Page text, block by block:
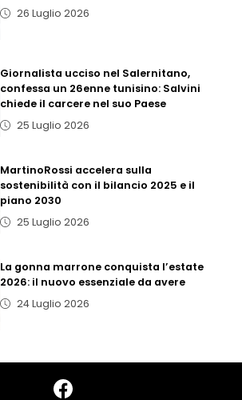
26 Luglio 2026
Giornalista ucciso nel Salernitano,
confessa un 26enne tunisino: Salvini
chiede il carcere nel suo Paese
25 Luglio 2026
MartinoRossi accelera sulla
sostenibilità con il bilancio 2025 e il
piano 2030
25 Luglio 2026
La gonna marrone conquista l’estate
2026: il nuovo essenziale da avere
24 Luglio 2026